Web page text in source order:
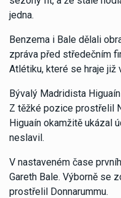
jedna.
Benzema i Bale dělali
zpráva před středečním
Atlétiku, které se hraje již
Bývalý Madridista
Z těžké pozice prostřelil
Higuaín okamžitě ukázal
neslavil.
V nastaveném čase
Gareth Bale. Výborně se
prostřelil Donnarummu.